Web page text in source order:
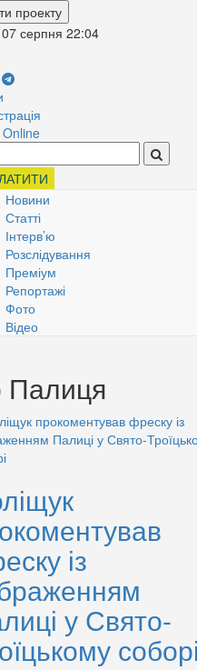
проекту
серпня 22:04
Новини
Статті
Інтерв’ю
Розслідування
Преміум
Репортажі
Фото
Відео
Палиця
із
у Свято-
соборі